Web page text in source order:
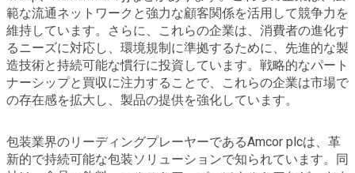
範な流通ネットワークと強力な顧客関係を活用して競争力を
維持しています。さらに、これらの企業は、消費者の進化す
るニーズに対応し、環境規制に準拠するために、先進的な製
造技術と持続可能な慣行に投資しています。戦略的なパート
ナーシップと買収に注力することで、これらの企業は市場で
の存在感を拡大し、製品の提供を強化しています。
包装業界のリーディングプレーヤーであるAmcor plcは、革
新的で持続可能な包装ソリューションで知られています。同